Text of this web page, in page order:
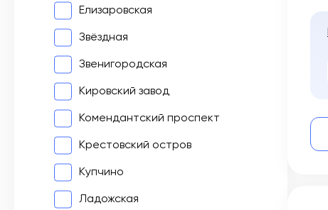
Елизаровская
Звёздная
Звенигородская
Кировский завод
Комендантский проспект
Крестовский остров
Купчино
Ладожская